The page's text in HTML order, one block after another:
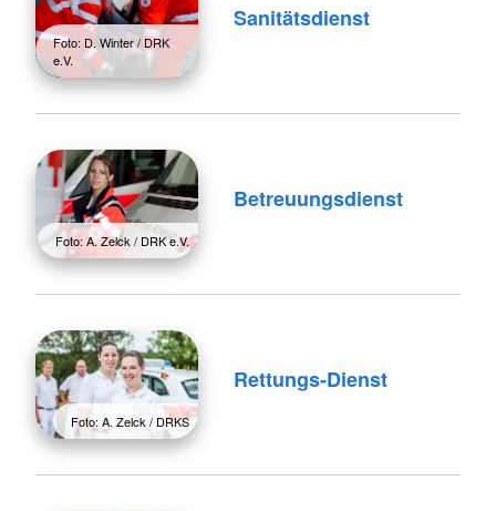
Foto: D. Winter / DRK
e.V.
Sanitätsdienst
Foto: A. Zelck / DRK e.V.
Betreuungsdienst
Foto: A. Zelck / DRKS
Rettungs-Dienst